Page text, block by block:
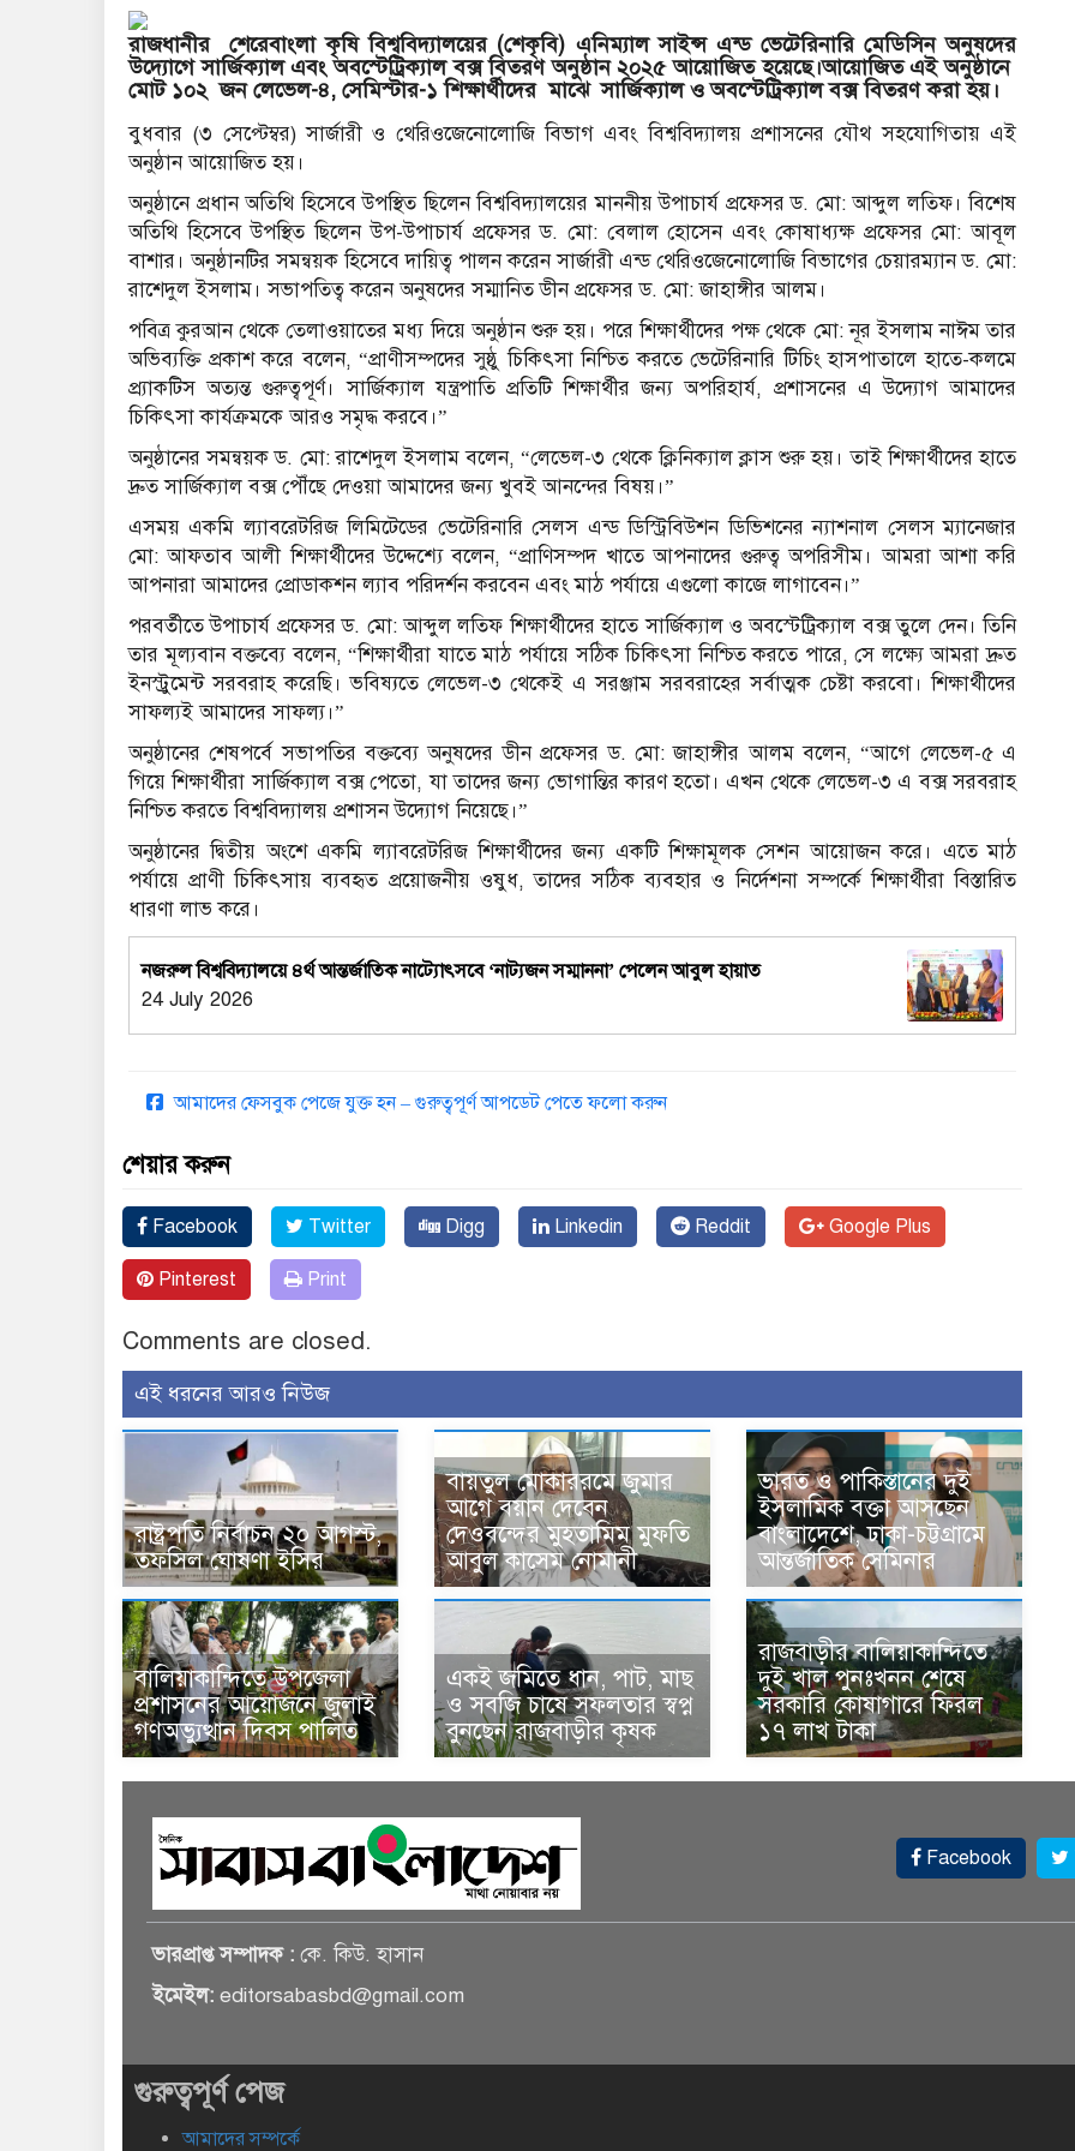
রাজধানীর শেরেবাংলা কৃষি বিশ্ববিদ্যালয়ের (শেকৃবি) এনিম্যাল সাইন্স এন্ড ভেটেরিনারি মেডিসিন অনুষদের
উদ্যোগে সার্জিক্যাল এবং অবস্টেট্রিক্যাল বক্স বিতরণ অনুষ্ঠান ২০২৫ আয়োজিত হয়েছে।আয়োজিত এই অনুষ্ঠানে
মোট ১০২ জন লেভেল-৪, সেমিস্টার-১ শিক্ষার্থীদের মাঝে সার্জিক্যাল ও অবস্টেট্রিক্যাল বক্স বিতরণ করা হয়।
বুধবার (৩ সেপ্টেম্বর) সার্জারী ও থেরিওজেনোলোজি বিভাগ এবং বিশ্ববিদ্যালয় প্রশাসনের যৌথ সহযোগিতায় এই
অনুষ্ঠান আয়োজিত হয়।
অনুষ্ঠানে প্রধান অতিথি হিসেবে উপস্থিত ছিলেন বিশ্ববিদ্যালয়ের মাননীয় উপাচার্য প্রফেসর ড. মো: আব্দুল লতিফ। বিশেষ
অতিথি হিসেবে উপস্থিত ছিলেন উপ-উপাচার্য প্রফেসর ড. মো: বেলাল হোসেন এবং কোষাধ্যক্ষ প্রফেসর মো: আবূল
বাশার। অনুষ্ঠানটির সমন্বয়ক হিসেবে দায়িত্ব পালন করেন সার্জারী এন্ড থেরিওজেনোলোজি বিভাগের চেয়ারম্যান ড. মো:
রাশেদুল ইসলাম। সভাপতিত্ব করেন অনুষদের সম্মানিত ডীন প্রফেসর ড. মো: জাহাঙ্গীর আলম।
পবিত্র কুরআন থেকে তেলাওয়াতের মধ্য দিয়ে অনুষ্ঠান শুরু হয়। পরে শিক্ষার্থীদের পক্ষ থেকে মো: নূর ইসলাম নাঈম তার
অভিব্যক্তি প্রকাশ করে বলেন, “প্রাণীসম্পদের সুষ্ঠু চিকিৎসা নিশ্চিত করতে ভেটেরিনারি টিচিং হাসপাতালে হাতে-কলমে
প্র্যাকটিস অত্যন্ত গুরুত্বপূর্ণ। সার্জিক্যাল যন্ত্রপাতি প্রতিটি শিক্ষার্থীর জন্য অপরিহার্য, প্রশাসনের এ উদ্যোগ আমাদের
চিকিৎসা কার্যক্রমকে আরও সমৃদ্ধ করবে।”
অনুষ্ঠানের সমন্বয়ক ড. মো: রাশেদুল ইসলাম বলেন, “লেভেল-৩ থেকে ক্লিনিক্যাল ক্লাস শুরু হয়। তাই শিক্ষার্থীদের হাতে
দ্রুত সার্জিক্যাল বক্স পৌঁছে দেওয়া আমাদের জন্য খুবই আনন্দের বিষয়।”
এসময় একমি ল্যাবরেটরিজ লিমিটেডের ভেটেরিনারি সেলস এন্ড ডিস্ট্রিবিউশন ডিভিশনের ন্যাশনাল সেলস ম্যানেজার
মো: আফতাব আলী শিক্ষার্থীদের উদ্দেশ্যে বলেন, “প্রাণিসম্পদ খাতে আপনাদের গুরুত্ব অপরিসীম। আমরা আশা করি
আপনারা আমাদের প্রোডাকশন ল্যাব পরিদর্শন করবেন এবং মাঠ পর্যায়ে এগুলো কাজে লাগাবেন।”
পরবর্তীতে উপাচার্য প্রফেসর ড. মো: আব্দুল লতিফ শিক্ষার্থীদের হাতে সার্জিক্যাল ও অবস্টেট্রিক্যাল বক্স তুলে দেন। তিনি
তার মূল্যবান বক্তব্যে বলেন, “শিক্ষার্থীরা যাতে মাঠ পর্যায়ে সঠিক চিকিৎসা নিশ্চিত করতে পারে, সে লক্ষ্যে আমরা দ্রুত
ইনস্ট্রুমেন্ট সরবরাহ করেছি। ভবিষ্যতে লেভেল-৩ থেকেই এ সরঞ্জাম সরবরাহের সর্বাত্মক চেষ্টা করবো। শিক্ষার্থীদের
সাফল্যই আমাদের সাফল্য।”
অনুষ্ঠানের শেষপর্বে সভাপতির বক্তব্যে অনুষদের ডীন প্রফেসর ড. মো: জাহাঙ্গীর আলম বলেন, “আগে লেভেল-৫ এ
গিয়ে শিক্ষার্থীরা সার্জিক্যাল বক্স পেতো, যা তাদের জন্য ভোগান্তির কারণ হতো। এখন থেকে লেভেল-৩ এ বক্স সরবরাহ
নিশ্চিত করতে বিশ্ববিদ্যালয় প্রশাসন উদ্যোগ নিয়েছে।”
অনুষ্ঠানের দ্বিতীয় অংশে একমি ল্যাবরেটরিজ শিক্ষার্থীদের জন্য একটি শিক্ষামূলক সেশন আয়োজন করে। এতে মাঠ
পর্যায়ে প্রাণী চিকিৎসায় ব্যবহৃত প্রয়োজনীয় ওষুধ, তাদের সঠিক ব্যবহার ও নির্দেশনা সম্পর্কে শিক্ষার্থীরা বিস্তারিত
ধারণা লাভ করে।
নজরুল বিশ্ববিদ্যালয়ে ৪র্থ আন্তর্জাতিক নাট্যোৎসবে ‘নাট্যজন সম্মাননা’ পেলেন আবুল হায়াত
24 July 2026
আমাদের ফেসবুক পেজে যুক্ত হন – গুরুত্বপূর্ণ আপডেট পেতে ফলো করুন
শেয়ার করুন
Facebook Twitter Digg Linkedin Reddit Google Plus
Pinterest Print
Comments are closed.
এই ধরনের আরও নিউজ
রাষ্ট্রপতি নির্বাচন ২০ আগস্ট,
তফসিল ঘোষণা ইসির
বায়তুল মোকাররমে জুমার
আগে বয়ান দেবেন
দেওবন্দের মুহতামিম মুফতি
আবুল কাসেম নোমানী
ভারত ও পাকিস্তানের দুই
ইসলামিক বক্তা আসছেন
বাংলাদেশে, ঢাকা-চট্টগ্রামে
আন্তর্জাতিক সেমিনার
বালিয়াকান্দিতে উপজেলা
প্রশাসনের আয়োজনে জুলাই
গণঅভ্যুত্থান দিবস পালিত
একই জমিতে ধান, পাট, মাছ
ও সবজি চাষে সফলতার স্বপ্ন
বুনছেন রাজবাড়ীর কৃষক
রাজবাড়ীর বালিয়াকান্দিতে
দুই খাল পুনঃখনন শেষে
সরকারি কোষাগারে ফিরল
১৭ লাখ টাকা
Facebook
ভারপ্রাপ্ত সম্পাদক : কে. কিউ. হাসান
ইমেইল: editorsabasbd@gmail.com
গুরুত্বপূর্ণ পেজ
আমাদের সম্পর্কে